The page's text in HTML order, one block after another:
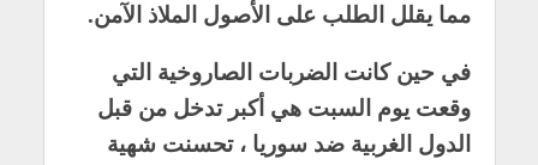
مما يقلل الطلب على الأصول الملاذ الآمن.
في حين كانت الضربات الصاروخية التي
وقعت يوم السبت هي أكبر تدخل من قبل
الدول الغربية ضد سوريا ، تحسنت شهية